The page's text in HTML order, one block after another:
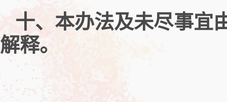
十、本办法及未尽事宜
解释。